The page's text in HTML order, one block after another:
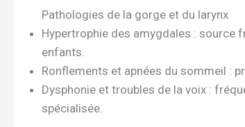
Pathologies de la gorge et du larynx
Hypertrophie des amygdales : source
enfants.
Ronflements et apnées du sommeil :
Dysphonie et troubles de la voix :
spécialisée.